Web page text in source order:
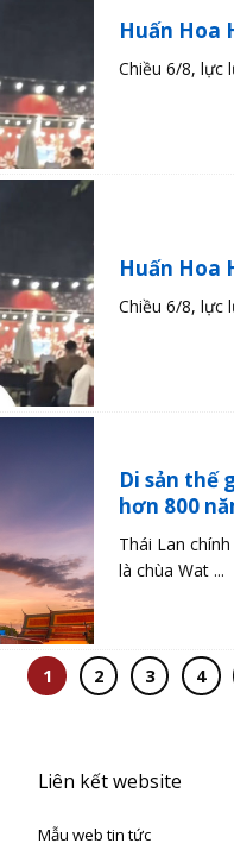
Huấn Hoa
Chiều 6/8, lực
Huấn Hoa
Chiều 6/8, lực
Di sản thế
hơn 800
Thái Lan
là chùa Wat ...
1 2 3 4
Liên kết website
Mẫu web tin tức